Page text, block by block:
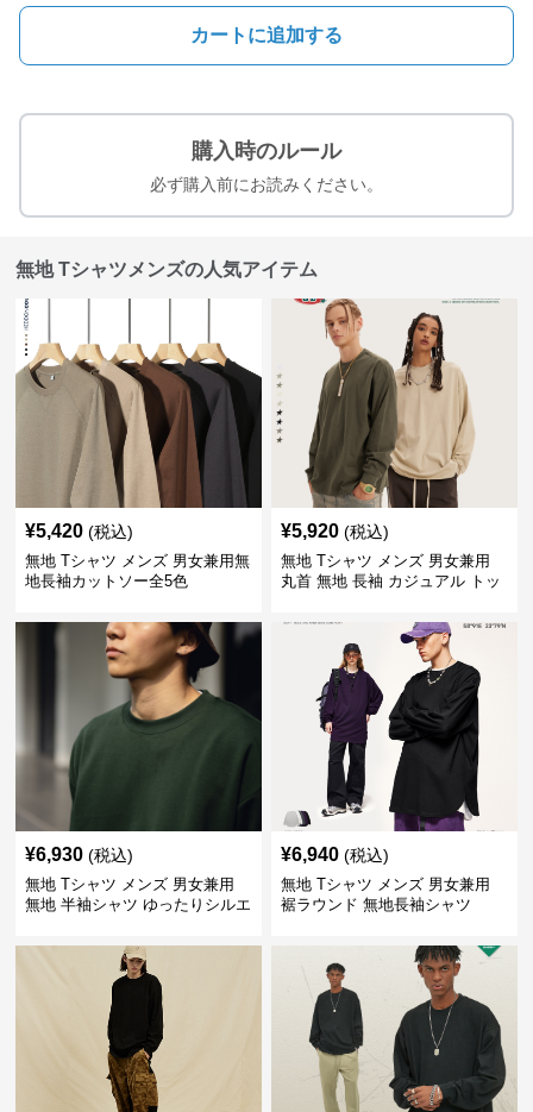
カートに追加する
購入時のルール
必ず購入前にお読みください。
無地 Tシャツメンズの人気アイテム
¥5,420 (税込)
無地 Tシャツ メンズ 男女兼用無
地長袖カットソー全5色
¥5,920 (税込)
無地 Tシャツ メンズ 男女兼用
丸首 無地 長袖 カジュアル トッ
¥6,930 (税込)
無地 Tシャツ メンズ 男女兼用
無地 半袖シャツ ゆったりシルエ
¥6,940 (税込)
無地 Tシャツ メンズ 男女兼用
裾ラウンド 無地長袖シャツ